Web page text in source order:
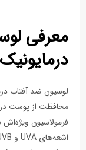
معرفی
درمایونیک SPF50
محافظت از پوست در
فرمولاسیون ویژه‌اش